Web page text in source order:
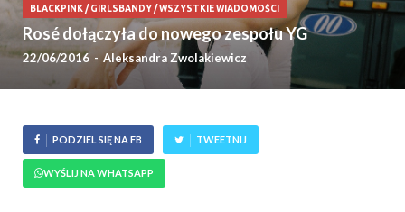
BLACKPINK/GIRLSBANDY/WSZYSTKIE WIADOMOŚCI
Rosé dołączyła do nowego zespołu YG
22/06/2016 - Aleksandra Zwolakiewicz
PODZIEL SIĘ NA FB TWEETNIJ
WYŚLIJ NA WHATSAPP